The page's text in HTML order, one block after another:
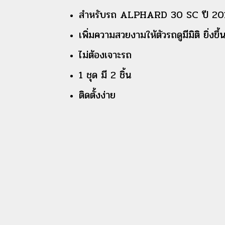
สำหรับรถ ALPHARD 30 SC ปี
เพิ่มความสวยงามให้ตัวรถดูมีมิติ ยิ่งขึ้
ไม่ต้องเจาะรถ
1 ชุด มี 2 ชิ้น
ติดตั้งง่าย